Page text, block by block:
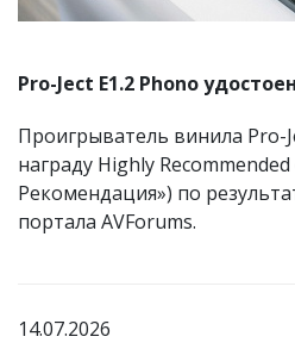
Pro-Ject E1.2 Phono
Проигрыватель винила Pro-
награду Highly Recommended
Рекомендация») по
портала AVForums.
14.07.2026